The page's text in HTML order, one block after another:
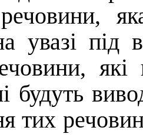
речовини,
увазі під
які
будуть
тих